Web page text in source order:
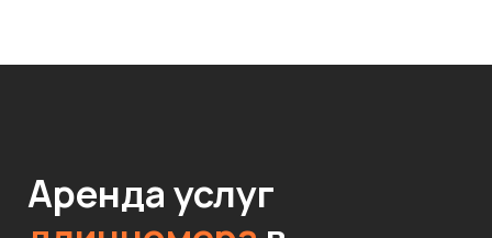
Аренда услуг